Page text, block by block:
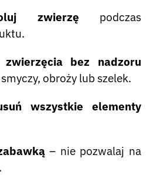
zwierzę podczas
bez nadzoru
obroży lub szelek.
wszystkie elementy
– nie pozwalaj na